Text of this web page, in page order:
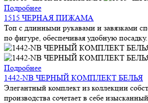
Подробнее
1515 ЧЕРНАЯ ПИЖАМА
Топ с длинными рукавами и завязками
по фигуре, обеспечивая удобную
Подробнее
1442-NB ЧЕРНЫЙ КОМПЛЕКТ БЕЛЬЯ
Элегантный комплект из коллекции
производства сочетает в себе